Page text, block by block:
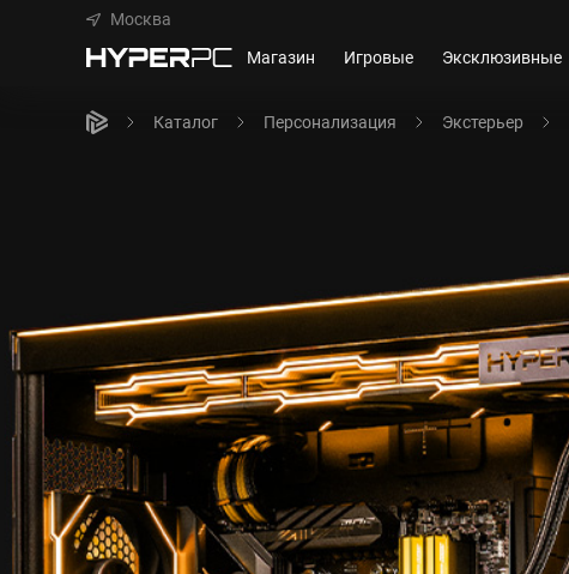
Москва
Магазин
Игровые Эксклюзивные
Каталог Персонализация Экстерьер